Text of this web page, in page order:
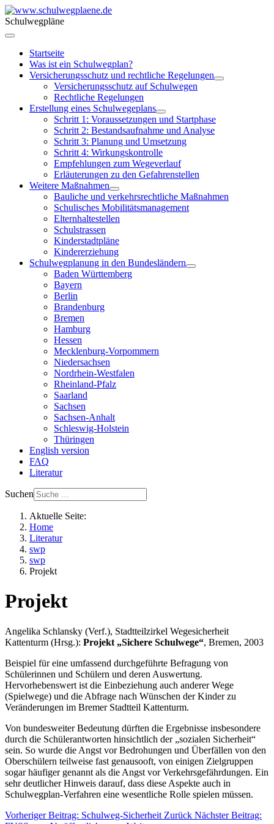
Schulwegpläne
Startseite
Was ist ein Schulwegplan?
Versicherungsschutz und rechtliche Regelungen
Versicherungsschutz auf Schulwegen
Rechtliche Regelungen
Erstellung eines Schulwegeplans
Schritt 1: Voraussetzungen und Startphase
Schritt 2: Bestandsaufnahme und Analyse
Schritt 3: Planung und Umsetzung
Schritt 4: Wirkungskontrolle
Empfehlungen zum Wegeverlauf
Erläuterungen zu den Gefahrenstellen
Weitere Maßnahmen
Bauliche und verkehrsrechtliche Maßnahmen
Schulisches Mobilitätsmanagement
Elternhaltestellen
Schulstrassen
Kinderstadtpläne
Kindererziehung
Schulwegplanung in den Bundesländern
Baden Württemberg
Bayern
Berlin
Brandenburg
Bremen
Hamburg
Hessen
Mecklenburg-Vorpommern
Niedersachsen
Nordrhein-Westfalen
Rheinland-Pfalz
Saarland
Sachsen
Sachsen-Anhalt
Schleswig-Holstein
Thüringen
English version
FAQ
Literatur
Suchen
Aktuelle Seite:
Home
Literatur
swp
swp
Projekt
Projekt
Angelika Schlansky (Verf.), Stadtteilzirkel Wegesicherheit
Kattenturm (Hrsg.): Projekt „Sichere Schulwege“, Bremen, 2003
Beispiel für eine umfassend durchgeführte Befragung von
Schülerinnen und Schülern und deren Auswertung.
Hervorhebenswert ist die Einbeziehung auch anderer Wege
(Spielwege) und die Abfrage nach Wünschen der Kinder zu
Veränderungen im Bremer Stadtteil Kattenturm.
Von bundesweiter Bedeutung dürften die Ergebnisse insbesondere
durch die Schülerantworten hinsichtlich der „sozialen Sicherheit“
sein. So wurde die Angst vor Bedrohungen und Überfällen von den
Oberschülern teilweise fast genausooft, von einigen Zielgruppen
sogar häufiger genannt als die Angst vor Verkehrsgefährdungen. Ein
sehr deutlicher Hinweis darauf, dass diese Aspekte auch in
Schulwegplan-Verfahren eine wesentliche Rolle spielen müssen.
Vorheriger Beitrag: Schulweg-Sicherheit Zurück Nächster Beitrag: